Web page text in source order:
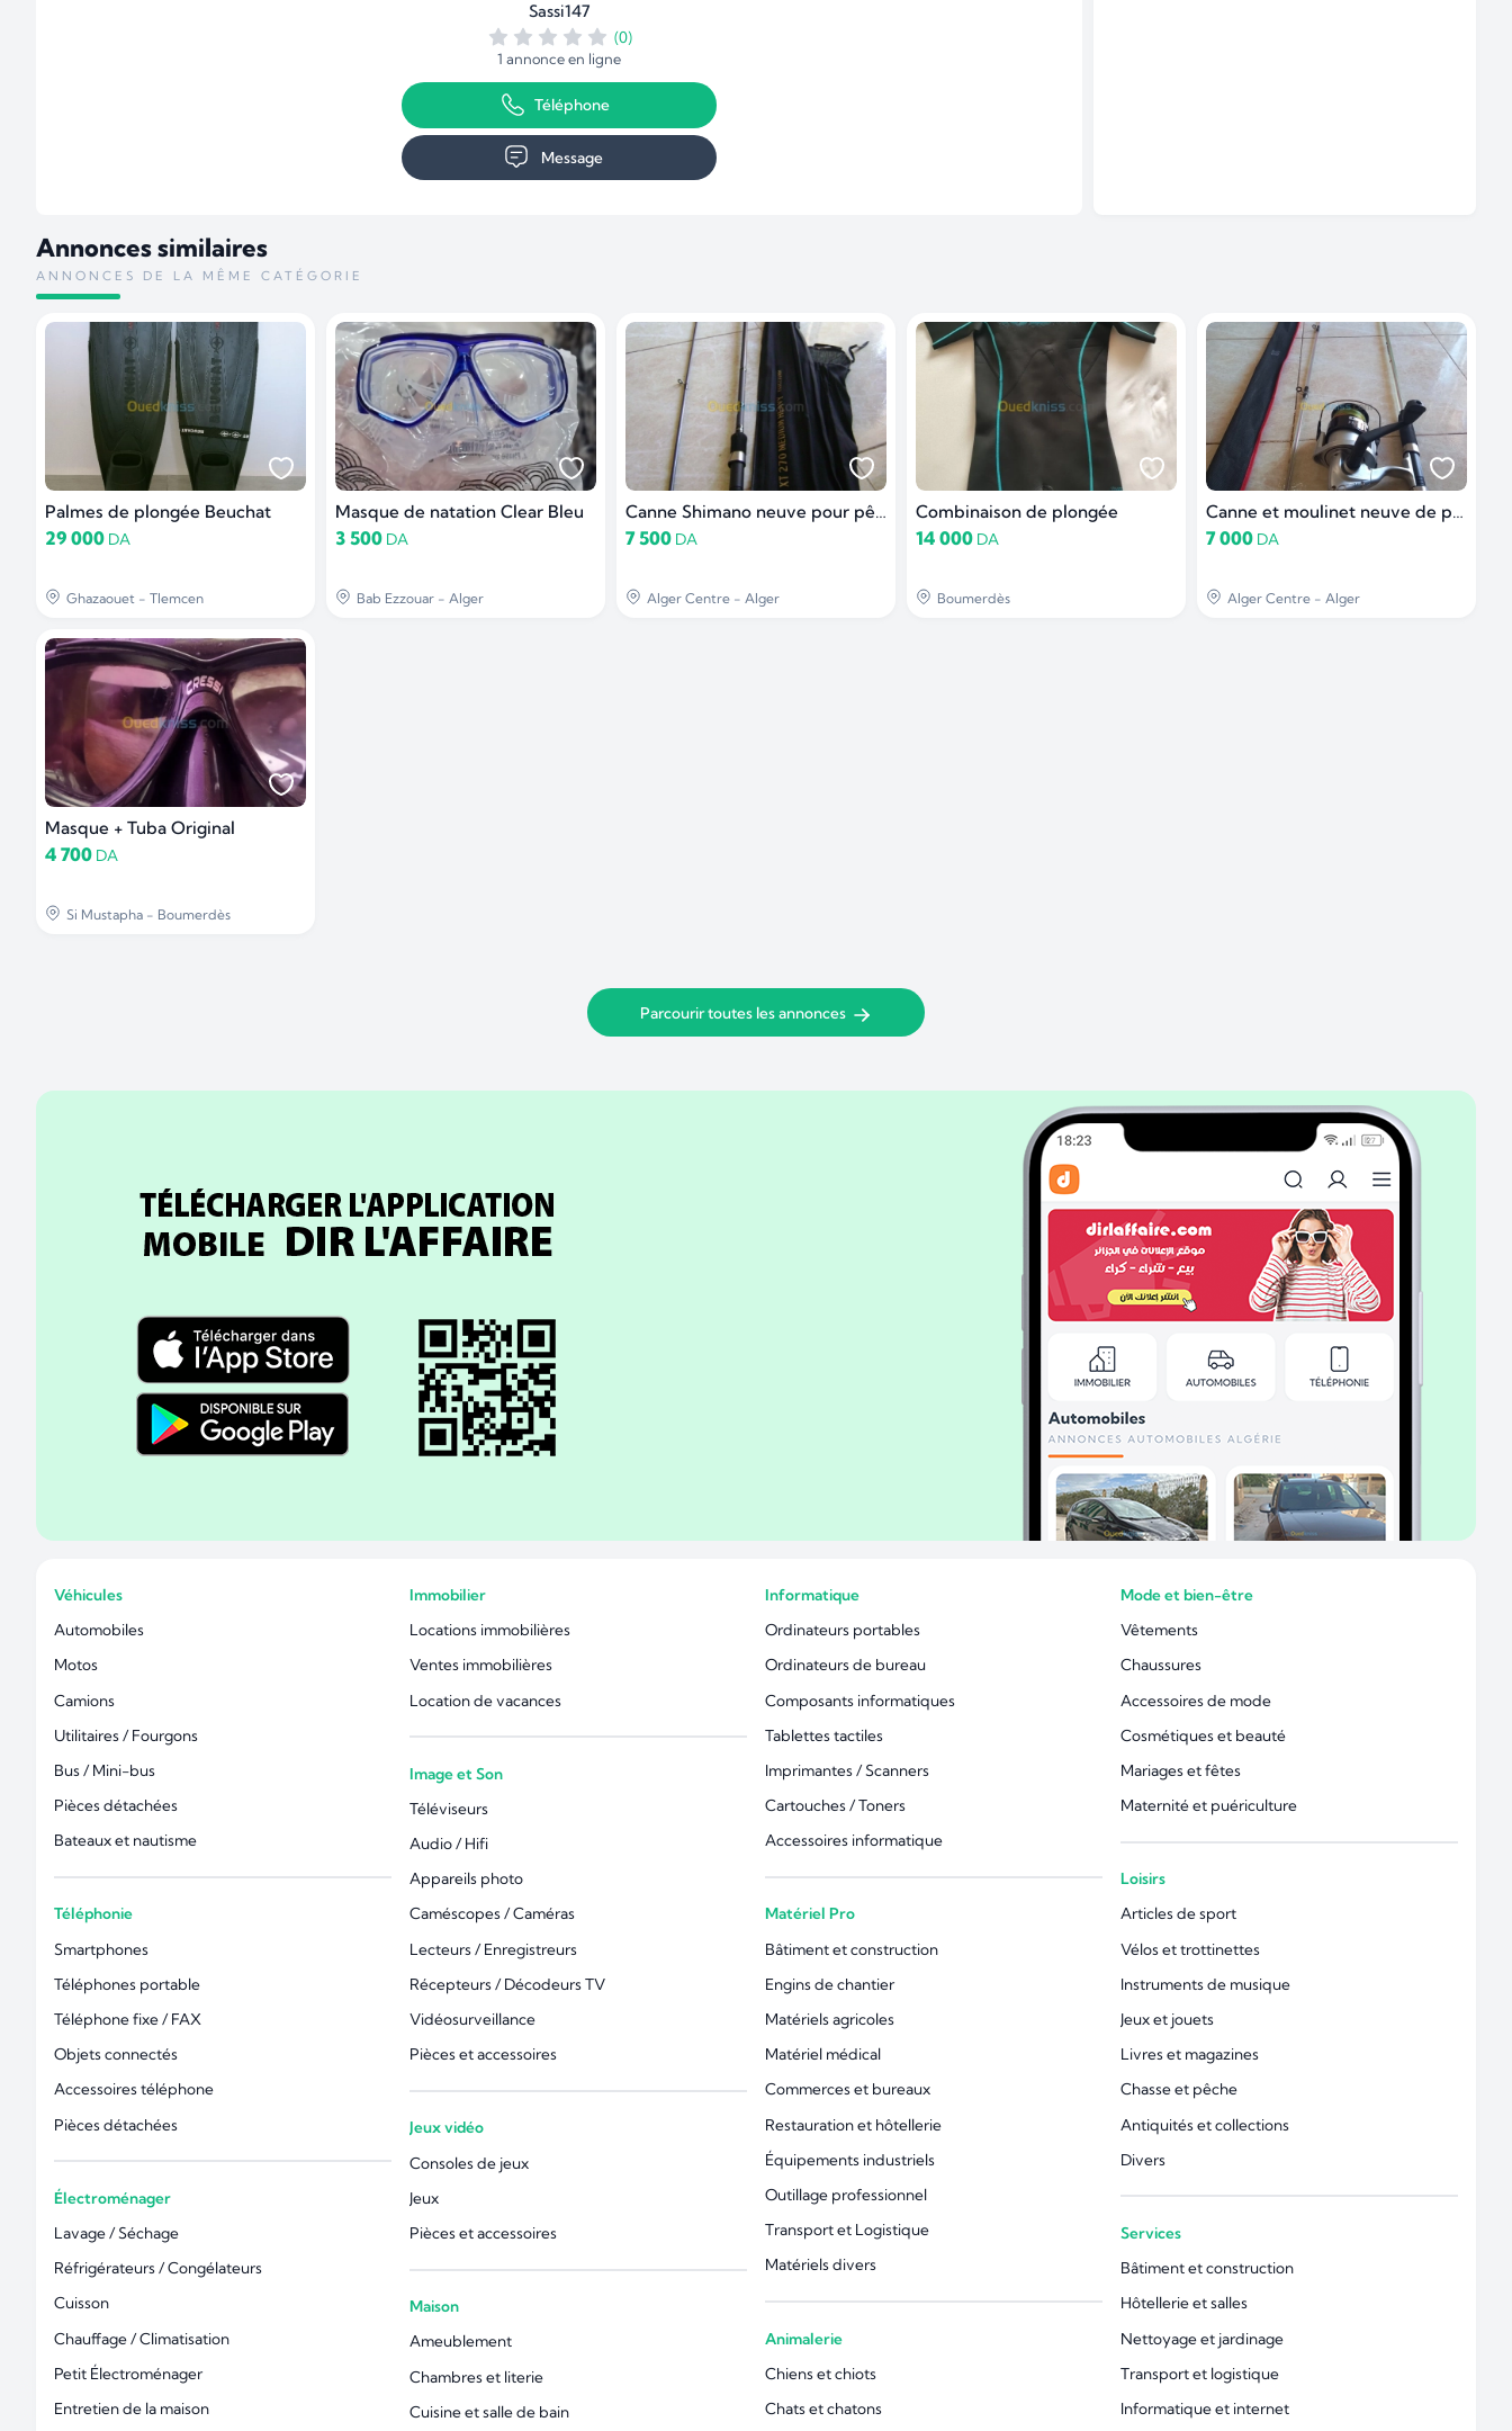
Sassi147
(0)
1 annonce en ligne
Téléphone
Message
Annonces similaires
ANNONCES DE LA MÊME CATÉGORIE
Palmes de plongée Beuchat
29 000 DA
Ghazaouet - Tlemcen
Masque de natation Clear Bleu
3 500 DA
Bab Ezzouar - Alger
Canne Shimano neuve pour pêche SPINNING
7 500 DA
Alger Centre - Alger
Combinaison de plongée
14 000 DA
Boumerdès
Canne et moulinet neuve de pêche
7 000 DA
Alger Centre - Alger
Masque + Tuba Original
4 700 DA
Si Mustapha - Boumerdès
Parcourir toutes les annonces
Véhicules
Automobiles
Motos
Camions
Utilitaires / Fourgons
Bus / Mini-bus
Pièces détachées
Bateaux et nautisme
Téléphonie
Smartphones
Téléphones portable
Téléphone fixe / FAX
Objets connectés
Accessoires téléphone
Pièces détachées
Électroménager
Lavage / Séchage
Réfrigérateurs / Congélateurs
Cuisson
Chauffage / Climatisation
Petit Électroménager
Entretien de la maison
Immobilier
Locations immobilières
Ventes immobilières
Location de vacances
Image et Son
Téléviseurs
Audio / Hifi
Appareils photo
Caméscopes / Caméras
Lecteurs / Enregistreurs
Récepteurs / Décodeurs TV
Vidéosurveillance
Pièces et accessoires
Jeux vidéo
Consoles de jeux
Jeux
Pièces et accessoires
Maison
Ameublement
Chambres et literie
Cuisine et salle de bain
Informatique
Ordinateurs portables
Ordinateurs de bureau
Composants informatiques
Tablettes tactiles
Imprimantes / Scanners
Cartouches / Toners
Accessoires informatique
Matériel Pro
Bâtiment et construction
Engins de chantier
Matériels agricoles
Matériel médical
Commerces et bureaux
Restauration et hôtellerie
Équipements industriels
Outillage professionnel
Transport et Logistique
Matériels divers
Animalerie
Chiens et chiots
Chats et chatons
Mode et bien-être
Vêtements
Chaussures
Accessoires de mode
Cosmétiques et beauté
Mariages et fêtes
Maternité et puériculture
Loisirs
Articles de sport
Vélos et trottinettes
Instruments de musique
Jeux et jouets
Livres et magazines
Chasse et pêche
Antiquités et collections
Divers
Services
Bâtiment et construction
Hôtellerie et salles
Nettoyage et jardinage
Transport et logistique
Informatique et internet